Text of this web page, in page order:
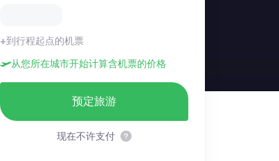
+到行程起点的机票
从您所在城市开始计算含机票的价格
预定旅游
现在不许支付